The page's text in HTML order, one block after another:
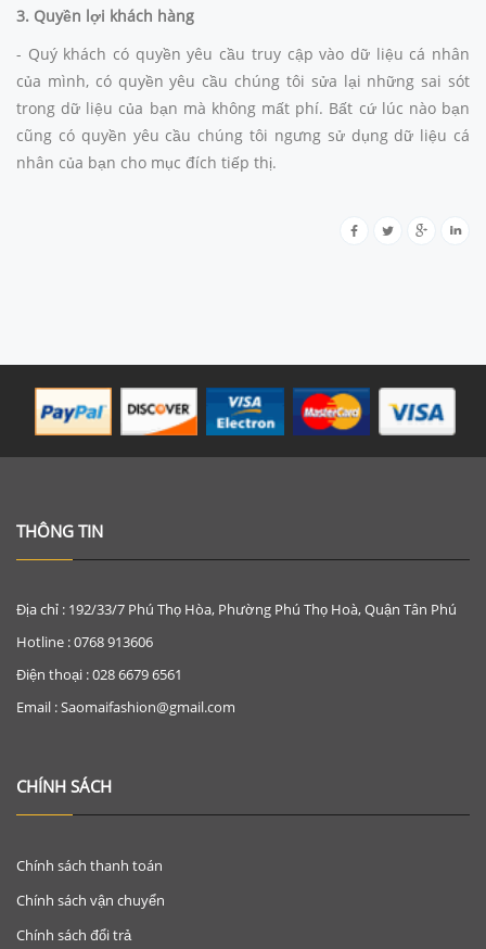
3. Quyền lợi khách hàng
- Quý khách có quyền yêu cầu truy cập vào dữ liệu cá nhân
của mình, có quyền yêu cầu chúng tôi sửa lại những sai sót
trong dữ liệu của bạn mà không mất phí. Bất cứ lúc nào bạn
cũng có quyền yêu cầu chúng tôi ngưng sử dụng dữ liệu cá
nhân của bạn cho mục đích tiếp thị.
THÔNG TIN
Địa chỉ : 192/33/7 Phú Thọ Hòa, Phường Phú Thọ Hoà, Quận Tân Phú
Hotline : 0768 913606
Điện thoại : 028 6679 6561
Email : Saomaifashion@gmail.com
CHÍNH SÁCH
Chính sách thanh toán
Chính sách vận chuyển
Chính sách đổi trả